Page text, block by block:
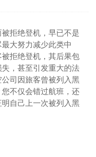
拒绝登机，早已不是
大努力减少此类中
拒绝登机，其后果包
，甚至引发重大的法
司因旅客曾被列入黑
不仅会错过航班，还
自己上一次被列入黑